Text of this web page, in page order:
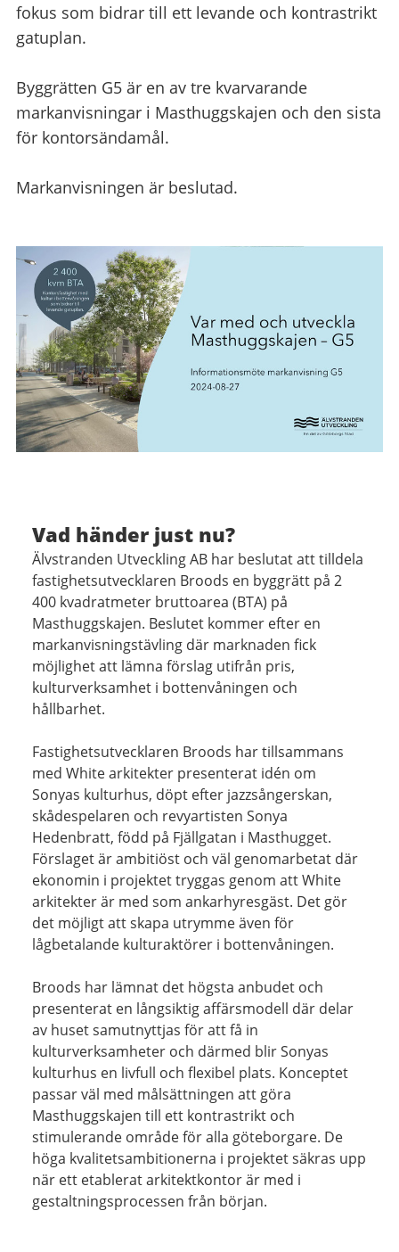
fokus som bidrar till ett levande och kontrastrikt
gatuplan.
Byggrätten G5 är en av tre kvarvarande
markanvisningar i Masthuggskajen och den sista
för kontorsändamål.
Markanvisningen är beslutad.
Vad händer just nu?
Älvstranden Utveckling AB har beslutat att tilldela
fastighetsutvecklaren Broods en byggrätt på 2
400 kvadratmeter bruttoarea (BTA) på
Masthuggskajen. Beslutet kommer efter en
markanvisningstävling där marknaden fick
möjlighet att lämna förslag utifrån pris,
kulturverksamhet i bottenvåningen och
hållbarhet.
Fastighetsutvecklaren Broods har tillsammans
med White arkitekter presenterat idén om
Sonyas kulturhus, döpt efter jazzsångerskan,
skådespelaren och revyartisten Sonya
Hedenbratt, född på Fjällgatan i Masthugget.
Förslaget är ambitiöst och väl genomarbetat där
ekonomin i projektet tryggas genom att White
arkitekter är med som ankarhyresgäst. Det gör
det möjligt att skapa utrymme även för
lågbetalande kulturaktörer i bottenvåningen.
Broods har lämnat det högsta anbudet och
presenterat en långsiktig affärsmodell där delar
av huset samutnyttjas för att få in
kulturverksamheter och därmed blir Sonyas
kulturhus en livfull och flexibel plats. Konceptet
passar väl med målsättningen att göra
Masthuggskajen till ett kontrastrikt och
stimulerande område för alla göteborgare. De
höga kvalitetsambitionerna i projektet säkras upp
när ett etablerat arkitektkontor är med i
gestaltningsprocessen från början.